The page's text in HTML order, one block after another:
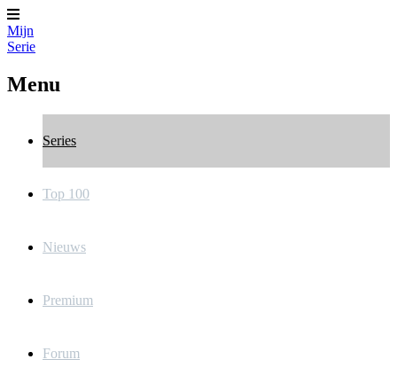
Mijn
Serie
Menu
Series
Top 100
Nieuws
Premium
Forum